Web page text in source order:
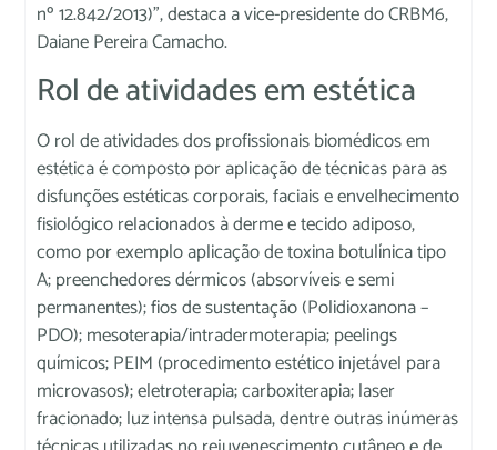
nº 12.842/2013)”, destaca a vice-presidente do CRBM6,
Daiane Pereira Camacho.
Rol de atividades em estética
O rol de atividades dos profissionais biomédicos em
estética é composto por aplicação de técnicas para as
disfunções estéticas corporais, faciais e envelhecimento
fisiológico relacionados à derme e tecido adiposo,
como por exemplo aplicação de toxina botulínica tipo
A; preenchedores dérmicos (absorvíveis e semi
permanentes); fios de sustentação (Polidioxanona –
PDO); mesoterapia/intradermoterapia; peelings
químicos; PEIM (procedimento estético injetável para
microvasos); eletroterapia; carboxiterapia; laser
fracionado; luz intensa pulsada, dentre outras inúmeras